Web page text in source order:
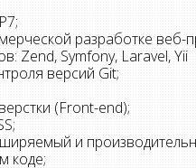
разработке веб-
Zend, Symfony, Laravel, Yii
версий Git;
(Front-end);
и
коде;